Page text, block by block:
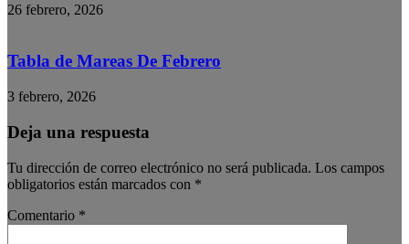
26 febrero, 2026
Tabla de Mareas De Febrero
3 febrero, 2026
Deja una respuesta
Tu dirección de correo electrónico no será publicada. Los campos
obligatorios están marcados con *
Comentario *